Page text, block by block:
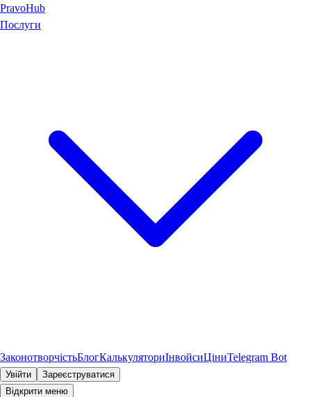
PravoHub
Послуги
ЗаконотворчістьБлогКалькуляториІнвойсиЦіниTelegram Bot
Увійти
Зареєструватися
Відкрити меню